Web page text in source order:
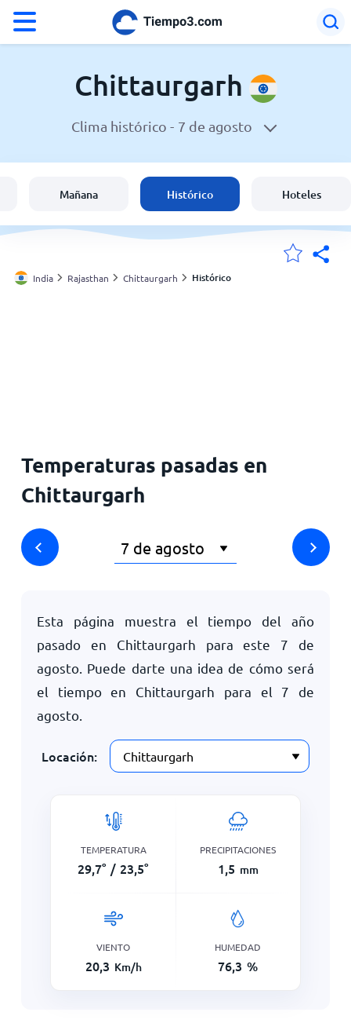
El clima en Chittaurgarh
España
Argentina
Chittaurgarh
Clima histórico - 7 de agosto
Mañana Histórico Hoteles
India Rajasthan Chittaurgarh Histórico
Temperaturas pasadas en
Chittaurgarh
Esta página muestra el tiempo del año
pasado en Chittaurgarh para este 7 de
agosto. Puede darte una idea de cómo será
el tiempo en Chittaurgarh para el 7 de
agosto.
Locación:
TEMPERATURA
29,7° / 23,5°
PRECIPITACIONES
1,5 mm
VIENTO
20,3 Km/h
HUMEDAD
76,3 %